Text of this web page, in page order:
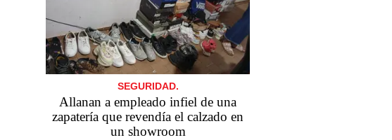
SEGURIDAD.
Allanan a empleado infiel de una
zapatería que revendía el calzado en
un showroom